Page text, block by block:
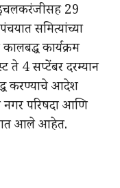
29
समित्यांच्या
कार्यक्रम
4 सप्टेंबर दरम्यान
करण्याचे आदेश
नगर परिषदा आणि
आले आहेत.